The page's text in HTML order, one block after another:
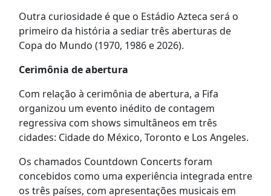
Outra curiosidade é que o Estádio Azteca será o
primeiro da história a sediar três aberturas de
Copa do Mundo (1970, 1986 e 2026).
Cerimônia de abertura
Com relação à cerimônia de abertura, a Fifa
organizou um evento inédito de contagem
regressiva com shows simultâneos em três
cidades: Cidade do México, Toronto e Los Angeles.
Os chamados Countdown Concerts foram
concebidos como uma experiência integrada entre
os três países, com apresentações musicais em